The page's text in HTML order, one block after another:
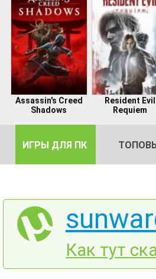
Assassin's Creed
Shadows
Resident Evil
Requiem
ИГРЫ ДЛЯ ПК
Как тут